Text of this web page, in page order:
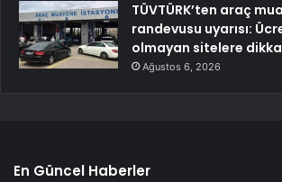
TÜVTÜRK’ten araç
randevusu uyarısı:
olmayan sitelere
Ağustos 6, 2026
En Güncel Haberler